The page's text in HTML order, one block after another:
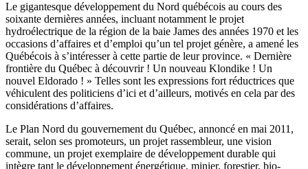
Le gigantesque développement du Nord québécois au cours des
soixante dernières années, incluant notamment le projet
hydroélectrique de la région de la baie James des années 1970 et les
occasions d’affaires et d’emploi qu’un tel projet génère, a amené les
Québécois à s’intéresser à cette partie de leur province. « Dernière
frontière du Québec à découvrir ! Un nouveau Klondike ! Un
nouvel Eldorado ! » Telles sont les expressions fort réductrices que
véhiculent des politiciens d’ici et d’ailleurs, motivés en cela par des
considérations d’affaires.
Le Plan Nord du gouvernement du Québec, annoncé en mai 2011,
serait, selon ses promoteurs, un projet rassembleur, une vision
commune, un projet exemplaire de développement durable qui
intègre tant le développement énergétique, minier, forestier, bio-